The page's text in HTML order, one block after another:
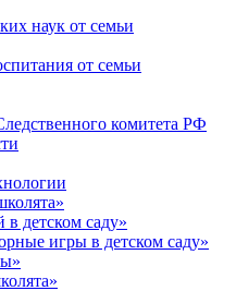
наук от семьи
от семьи
комитета РФ
детском саду»
игры в детском саду»